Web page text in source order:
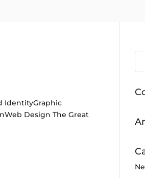
IdentityGraphic
Design The Great